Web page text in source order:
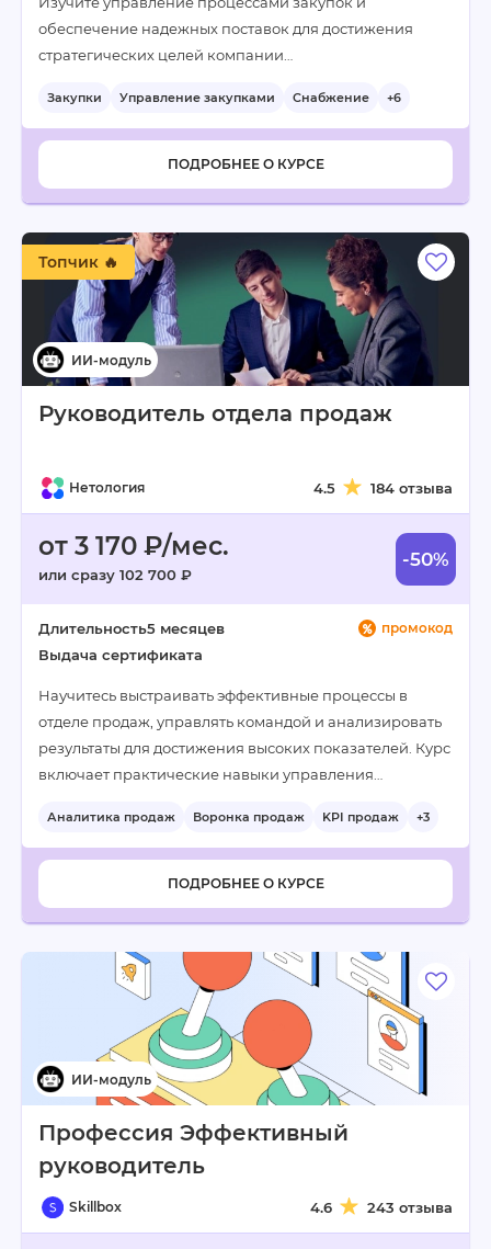
обеспечение надежных поставок для достижения
стратегических целей компании…
Закупки Управление закупками Снабжение +6
ПОДРОБНЕЕ О КУРСЕ
Руководитель отдела продаж
Нетология 4.5 184 отзыва
от 3 170 ₽/мес.
или сразу 102 700 ₽
-50%
промокод
Длительность5 месяцев
Выдача сертификата
Научитесь выстраивать эффективные процессы в
отделе продаж, управлять командой и анализировать
результаты для достижения высоких показателей. Курс
включает практические навыки управления…
Аналитика продаж Воронка продаж KPI продаж +3
ПОДРОБНЕЕ О КУРСЕ
Топчик 🔥
Профессия Эффективный
руководитель
Skillbox 4.6 243 отзыва